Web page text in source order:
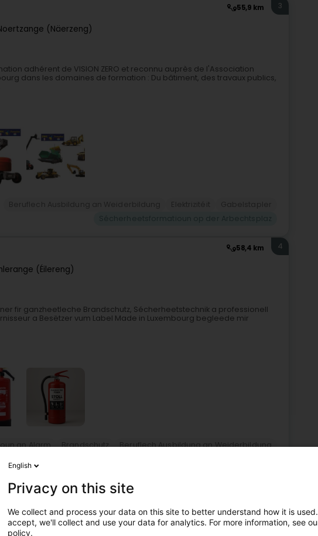
55,9 km
(Näerzeng)
3
adhérent de VISION ZERO et reconnu auprès de l'Association
dans les domaines de formation : Du bâtiment, des travaux publics,
58,4 km
(Éilereng)
4
fir ganzheetleche Brandschutz, Sécherheetstechnik a professionell
a Besëtzer vum Label Made in Luxembourg begleede mir
an Alarm Brandschutz
Beruflech Ausbildung an Weiderbildung
(Léiweng)
English
Privacy on this site
We collect and process your data on this site to better understand how it is
accept, we'll collect and use your data for analytics. For more information, see
policy.